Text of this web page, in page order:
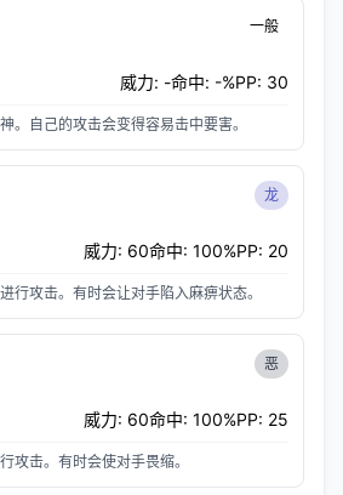
一般
威力: -命中: -%PP: 30
。自己的攻击会变得容易击中要害。
龙
威力: 60命中: 100%PP: 20
行攻击。有时会让对手陷入麻痹状态。
恶
威力: 60命中: 100%PP: 25
攻击。有时会使对手畏缩。